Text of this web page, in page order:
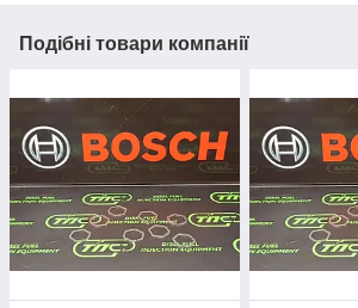
Подібні товари компанії